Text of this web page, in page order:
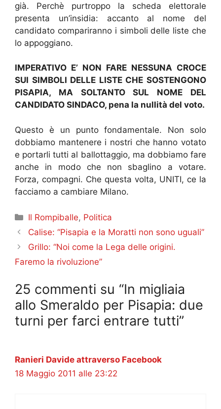
già. Perchè purtroppo la scheda elettorale
presenta un’insidia: accanto al nome del
candidato compariranno i simboli delle liste che
lo appoggiano.
IMPERATIVO E’ NON FARE NESSUNA CROCE
SUI SIMBOLI DELLE LISTE CHE SOSTENGONO
PISAPIA, MA SOLTANTO SUL NOME DEL
CANDIDATO SINDACO, pena la nullità del voto.
Questo è un punto fondamentale. Non solo
dobbiamo mantenere i nostri che hanno votato
e portarli tutti al ballottaggio, ma dobbiamo fare
anche in modo che non sbaglino a votare.
Forza, compagni. Che questa volta, UNITI, ce la
facciamo a cambiare Milano.
Categorie
Il Rompiballe, Politica
Calise: “Pisapia e la Moratti non sono uguali”
Grillo: “Noi come la Lega delle origini.
Faremo la rivoluzione”
25 commenti su “In migliaia
allo Smeraldo per Pisapia: due
turni per farci entrare tutti”
Ranieri Davide attraverso Facebook
18 Maggio 2011 alle 23:22